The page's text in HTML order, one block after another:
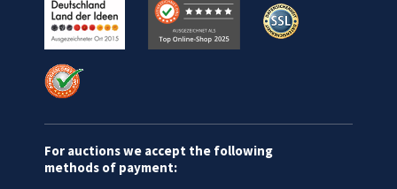
For auctions we accept the following
methods of payment: